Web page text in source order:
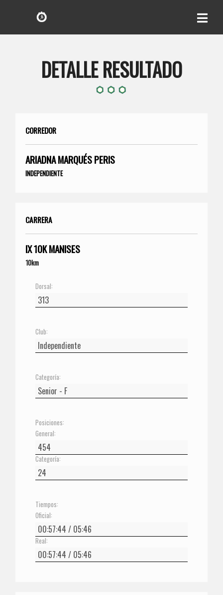
DETALLE RESULTADO
CORREDOR
ARIADNA MARQUÉS PERIS
INDEPENDIENTE
CARRERA
IX 10K MANISES
10km
Dorsal:
Club:
Categoría:
Posiciones:
General:
Categoría:
Tiempos:
Oficial:
Real: